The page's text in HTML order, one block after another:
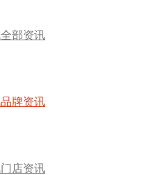
全部资讯
品牌资讯
门店资讯